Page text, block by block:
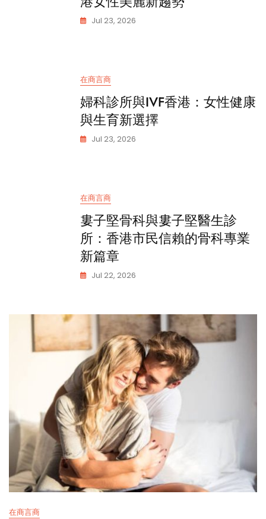
Jul 23, 2026
在商言商
婦科診所與IVF香港：女性健康
與生育新選擇
Jul 23, 2026
在商言商
婁子堅骨科與婁子堅醫生診
所：香港市民信賴的骨科專業
新篇章
Jul 22, 2026
在商言商